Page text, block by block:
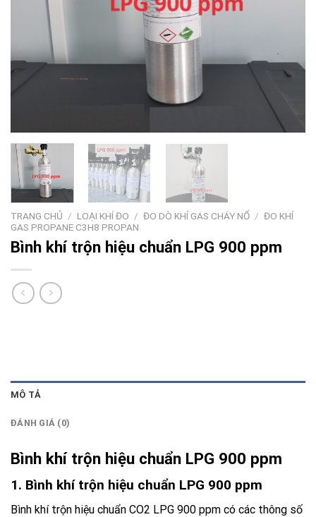
TRANG CHỦ / LOẠI KHÍ ĐO / ĐO DÒ KHÍ GAS CHÁY NỔ / ĐO KHÍ
GAS PROPANE C3H8 PROPAN
Bình khí trộn hiệu chuẩn LPG 900 ppm
MÔ TẢ
ĐÁNH GIÁ (0)
Bình khí trộn hiệu chuẩn LPG 900 ppm
1. Bình khí trộn hiệu chuẩn LPG 900 ppm
Bình khí trộn hiệu chuẩn CO2 LPG 900 ppm có các thông số